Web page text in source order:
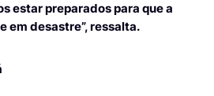
estar preparados para que a
em desastre”, ressalta.